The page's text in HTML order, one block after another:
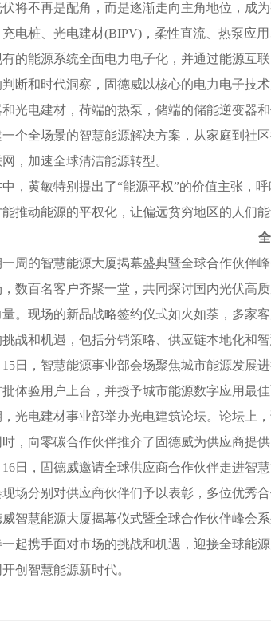
将不再是配角，而是逐渐走向主角地位，成
电桩、光电建材(BIPV)，柔性直流、热泵应
的能源系统全面电力电子化，并通过能源互
断和时代洞察，固德威以核心的电力电子技
光电建材，荷端的热泵，储端的储能逆变器
个全场景的智慧能源解决方案，从家庭到社
，加速全球清洁能源转型。
黄敏特别提出了“能源平权”的价值主张，呼
推动能源的平权化，让偏远贫穷地区的人们
的智慧能源大厦揭幕盛典暨全球合作伙伴峰
数百名客户齐聚一堂，共同探讨国内光伏高
。现场的新品战略签约仪式如火如荼，多家
战和机遇，包括分销策略、供应链本地化和智
，智慧能源事业部会场聚焦城市能源发展进
体验用户上台，并授予城市能源数字应用最
电建材事业部举办光电建筑论坛。论坛上，
，向零碳合作伙伴推介了固德威为供应商提
，固德威邀请全球供应商合作伙伴走进智慧
场分别对供应商伙伴们予以表彰，多位优秀
慧能源大厦揭幕仪式暨全球合作伙伴峰会系
起携手面对市场的挑战和机遇，迎接全球能
创智慧能源新时代。